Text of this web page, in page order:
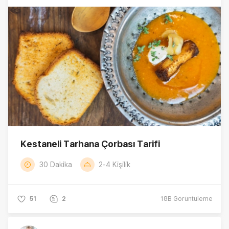
Kestaneli Tarhana Çorbası Tarifi
30 Dakika 2-4 Kişilik
51 2 18B Görüntüleme